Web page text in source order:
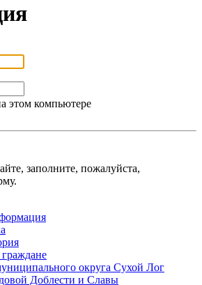
этом компьютере
заполните, пожалуйста,
округа Сухой Лог
Доблести и Славы